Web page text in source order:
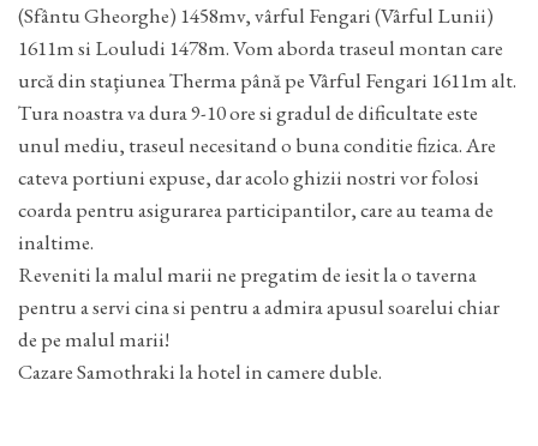
(Sfântu Gheorghe) 1458mv, vârful Fengari (Vârful Lunii)
1611m si Louludi 1478m. Vom aborda traseul montan care
urcă din staţiunea Therma până pe Vârful Fengari 1611m alt.
Tura noastra va dura 9-10 ore si gradul de dificultate este
unul mediu, traseul necesitand o buna conditie fizica. Are
cateva portiuni expuse, dar acolo ghizii nostri vor folosi
coarda pentru asigurarea participantilor, care au teama de
inaltime.
Reveniti la malul marii ne pregatim de iesit la o taverna
pentru a servi cina si pentru a admira apusul soarelui chiar
de pe malul marii!
Cazare Samothraki la hotel in camere duble.